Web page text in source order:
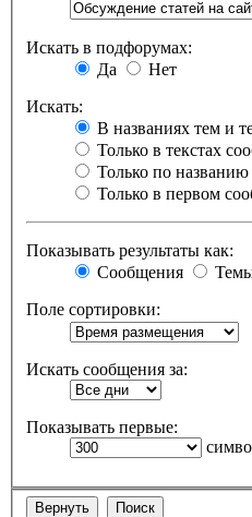
Искать в подфорумах:
Да
Нет
Искать:
В названиях тем и
Только в текстах
Только по
Только в первом
Показывать результаты как:
Сообщения
Поле сортировки:
Искать сообщения за:
Показывать первые: